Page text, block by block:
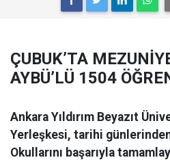
ÇUBUK’TA
AYBÜ’LÜ 1504
Ankara Yıldırım Beyazıt
Yerleşkesi, tarihi
Okullarını başarıyla